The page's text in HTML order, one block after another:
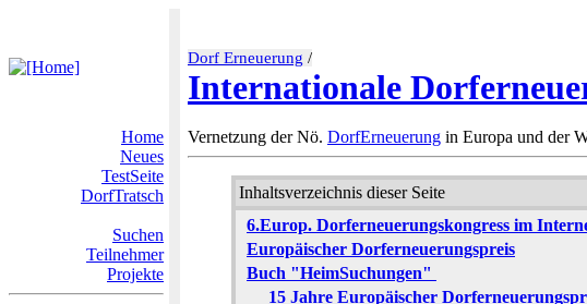
Dorf Erneuerung /
Internationale
Home
Neues
TestSeite
DorfTratsch
Suchen
Teilnehmer
Projekte
Vernetzung der Nö. DorfErneuerung in Europa und der
Inhaltsverzeichnis dieser Seite
6.Europ. Dorferneuerungskongress im
Europäischer Dorferneuerungspreis
Buch "HeimSuchungen"
15 Jahre Europäischer